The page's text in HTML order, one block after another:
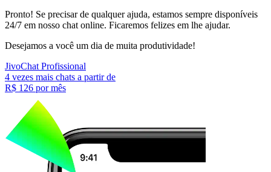
Pronto! Se precisar de qualquer ajuda, estamos sempre disponíveis
24/7 em nosso chat online. Ficaremos felizes em lhe ajudar.
Desejamos a você um dia de muita produtividade!
JivoChat Profissional
4 vezes mais chats a partir de
R$ 126 por mês